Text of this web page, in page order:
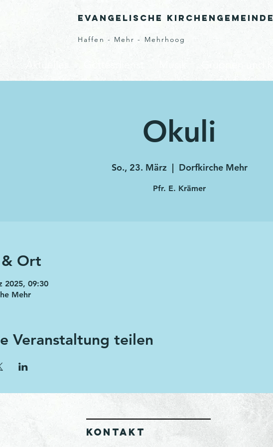
Evangelische Kirchengemeinde
Haffen - Mehr - Mehrhoog
Okuli
So., 23. März
  |
Dorfkirche Mehr
Pfr. E. Krämer
Ort
2025, 09:30
Mehr
Veranstaltung teilen
KONTAKT